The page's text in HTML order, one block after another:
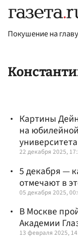
Покушение на
Картины
на
университета
22 декабря 2025,
5 декабря —
отмечают в
05 декабря 2025,
В Москве
Академии
13 февраля 2025,